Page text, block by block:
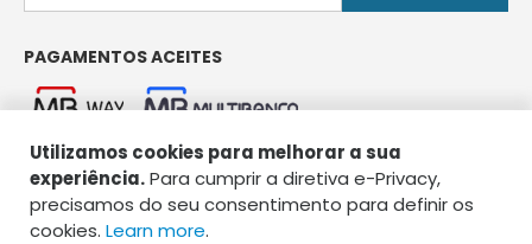
Utilizamos cookies para melhorar a sua
experiência.Para cumprir a diretiva e-Privacy,
precisamos do seu consentimento para definir os
cookies. Learn more.
PAGAMENTOS ACEITES